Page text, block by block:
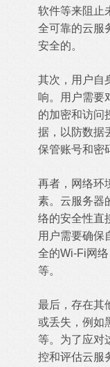
软件等来阻止
全可靠的云服
安全的。
其次，用户自
响。用户需要
的加密和访问
据，以防数据
保管账号和密
再者，网络环
素。 云服务器
络的安全性直
用户需要确保
全的Wi-Fi网
等。
最后，存在其
或丢失，例如
等。为了应对
控和评估云服